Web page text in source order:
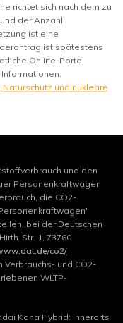
richtet sich nach dem zu
der Anzahl
ist eine
ist spätestens
Online-Portal
und nukleare
und den
Personenkraftwagen
die CO2-
bei der Deutschen
Str. 1, 73760
co2/
und CO2-
WLTP-
Kona Hybrid: innerorts